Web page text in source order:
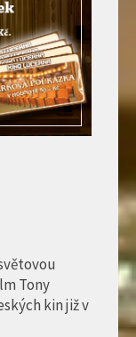
Tony
kin již v